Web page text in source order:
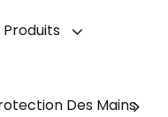
Produits
Des Mains